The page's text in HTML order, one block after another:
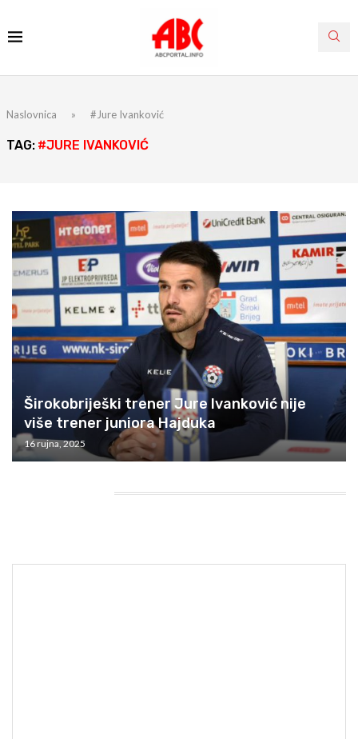
Naslovnica » #Jure Ivanković
TAG: #JURE IVANKOVIĆ
Širokobriješki trener Jure Ivanković nije
više trener juniora Hajduka
16 rujna, 2025